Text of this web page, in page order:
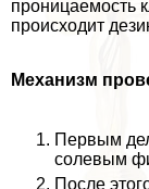
проницаемость
происходит
Механизм
Первым
солевым
После